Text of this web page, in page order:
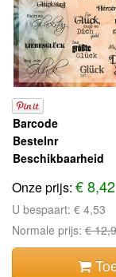
Barcode
Bestelnr
Beschikbaarheid
Onze prijs: € 8,42
U bespaart: € 4,53
Normale prijs: €